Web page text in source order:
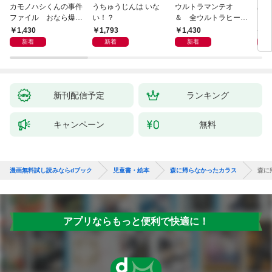
カモノハシくんの事件
ファイル おなら爆
弾！ 危機イッパツ編
1,430
新着
うちゅうじんは いな
い！？
1,793
新着
ウルトラマンテオ
＆ 全ウルトラヒーロ
ー大集合 あそべるず
かん
1,430
新着
星
新刊配信予定 ランキング
キャンペーン 無料
漫画無料試し読みならdブック 児童書・絵本 森に帰らなかったカラス 森に
アプリならもっと便利で快適に！